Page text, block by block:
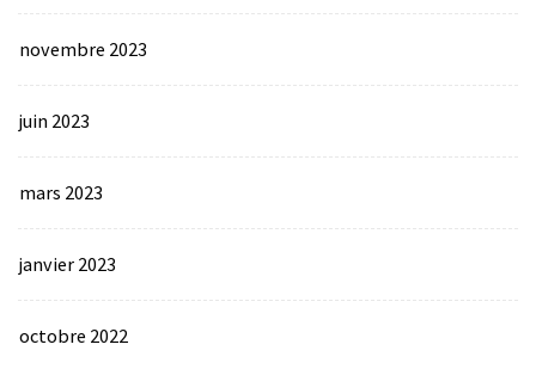
novembre 2023
juin 2023
mars 2023
janvier 2023
octobre 2022